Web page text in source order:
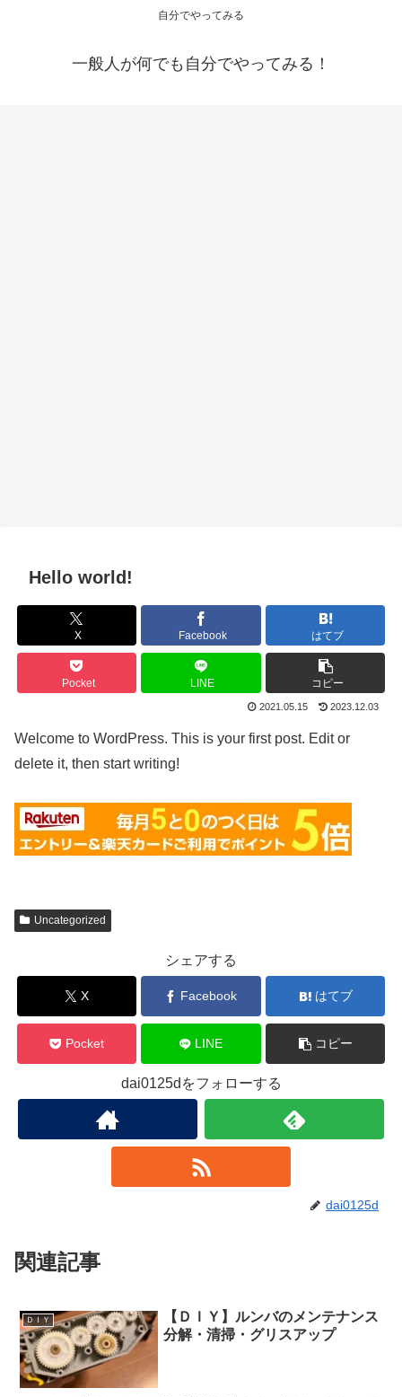
自分でやってみる
一般人が何でも自分でやってみる！
Hello world!
X Facebook はてブ
Pocket LINE コピー
2021.05.15 2023.12.03
Welcome to WordPress. This is your first post. Edit or
delete it, then start writing!
Uncategorized
シェアする
X Facebook はてブ
Pocket LINE コピー
dai0125dをフォローする
dai0125d
関連記事
ＤＩＹ
【ＤＩＹ】ルンバのメンテナンス
分解・清掃・グリスアップ